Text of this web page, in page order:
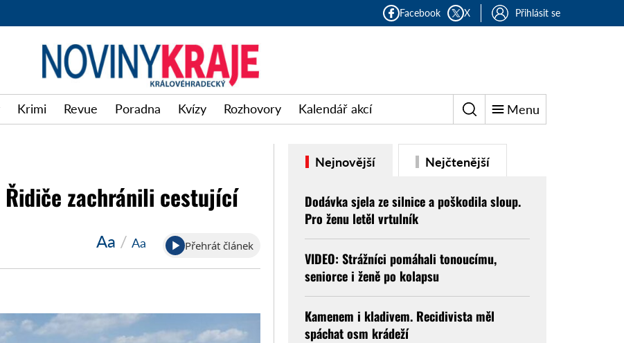
Facebook X Přihlásit se
Krimi Revue Poradna Kvízy Rozhovory Kalendář akcí Menu
zachránili cestující
Aa / Aa Přehrát článek
Nejnovější Nejčtenější
Dodávka sjela ze silnice a poškodila sloup.
Pro ženu letěl vrtulník
VIDEO: Strážníci pomáhali tonoucímu,
seniorce i ženě po kolapsu
Kamenem i kladivem. Recidivista měl
spáchat osm krádeží